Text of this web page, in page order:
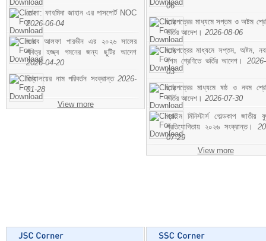
মোসা: ফাহমিদা জাহান এর পাসপোর্ট NOC
2026-06-04
জনাব আলফা পারভীন এর ২০২৬ সালের
পবিত্র হজ্জ্ব গমনের জন্য ছুটির আদেশ
2026-04-20
বিদ্যালয়ের নাম পরিবর্তন সংক্রান্ত 2026-
01-28
View more
06
ছাড়পত্রের মাধ্যমে সপ্তম ও অষ্টম
ভর্তির আদেশ। 2026-08-06
ছাড়পত্রের মাধ্যমে সপ্তম, অষ্টম,
দশম শ্রেণিতে ভর্তির আদেশ।
03
ছাড়পত্রের মাধ্যমে ষষ্ঠ ও নবম
ভর্তির আদেশ। 2026-07-30
প্রাইম মিনিস্টার্স গোল্ডকাপ জাতীয়
প্রতিযোগিতায় ২০২৬ সংক্রান্ত।
07-29
View more